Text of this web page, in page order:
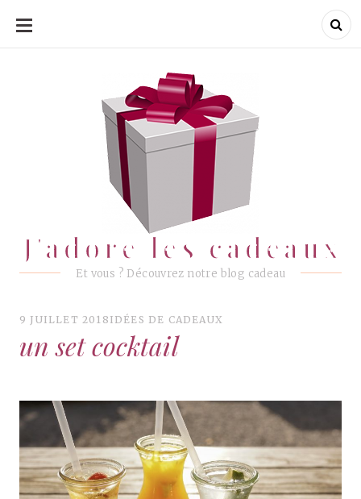
ALLER
CONTENU
J'adore les cadeaux
Et vous ? Découvrez notre blog cadeau
J'adore les cadeaux
9 JUILLET 2018 IDÉES DE CADEAUX
un set cocktail